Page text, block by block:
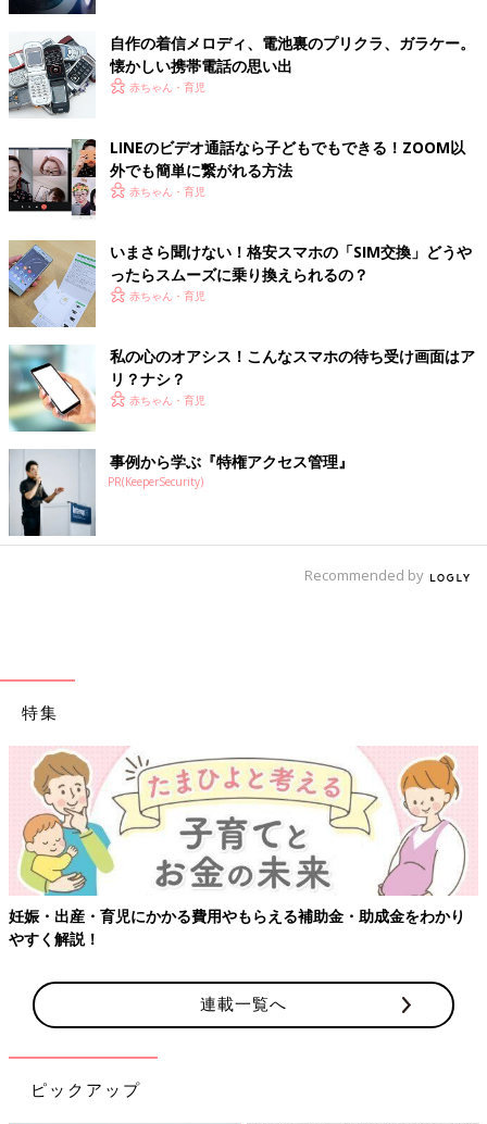
自作の着信メロディ、電池裏のプリクラ、ガラケー。
懐かしい携帯電話の思い出
赤ちゃん・育児
LINEのビデオ通話なら子どもでもできる！ZOOM以
外でも簡単に繋がれる方法
赤ちゃん・育児
いまさら聞けない！格安スマホの「SIM交換」どうや
ったらスムーズに乗り換えられるの？
赤ちゃん・育児
私の心のオアシス！こんなスマホの待ち受け画面はア
リ？ナシ？
赤ちゃん・育児
事例から学ぶ『特権アクセス管理』
PR(KeeperSecurity)
Recommended by
特集
妊娠・出産・育児にかかる費用やもらえる補助金・助成金をわかり
やすく解説！
連載一覧へ
ピックアップ